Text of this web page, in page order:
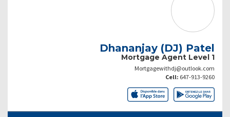
Dhananjay (DJ) Patel
Mortgage Agent Level 1
Mortgagewithdj@outlook.com
Cell: 647-913-9260